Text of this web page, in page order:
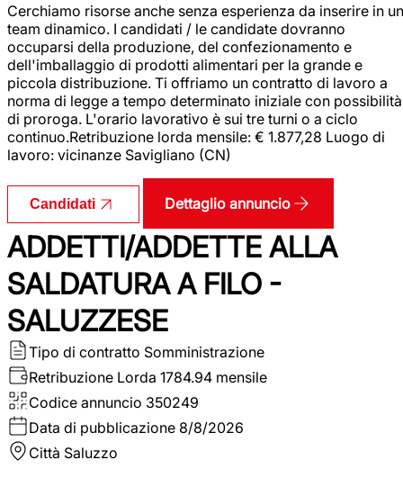
Cerchiamo risorse anche senza esperienza da inserire in un
team dinamico. I candidati / le candidate dovranno
occuparsi della produzione, del confezionamento e
dell'imballaggio di prodotti alimentari per la grande e
piccola distribuzione. Ti offriamo un contratto di lavoro a
norma di legge a tempo determinato iniziale con possibilità
di proroga. L'orario lavorativo è sui tre turni o a ciclo
continuo.Retribuzione lorda mensile: € 1.877,28 Luogo di
lavoro: vicinanze Savigliano (CN)
Candidati Dettaglio annuncio
ADDETTI/ADDETTE ALLA
SALDATURA A FILO -
SALUZZESE
Tipo di contratto Somministrazione
Retribuzione Lorda 1784.94 mensile
Codice annuncio 350249
Data di pubblicazione 8/8/2026
Città Saluzzo